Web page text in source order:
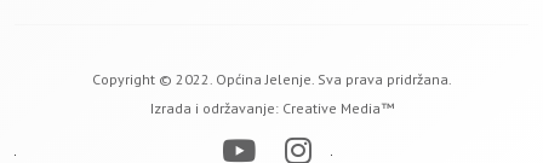
Copyright © 2022. Općina Jelenje. Sva prava pridržana.
Izrada i održavanje: Creative Media™